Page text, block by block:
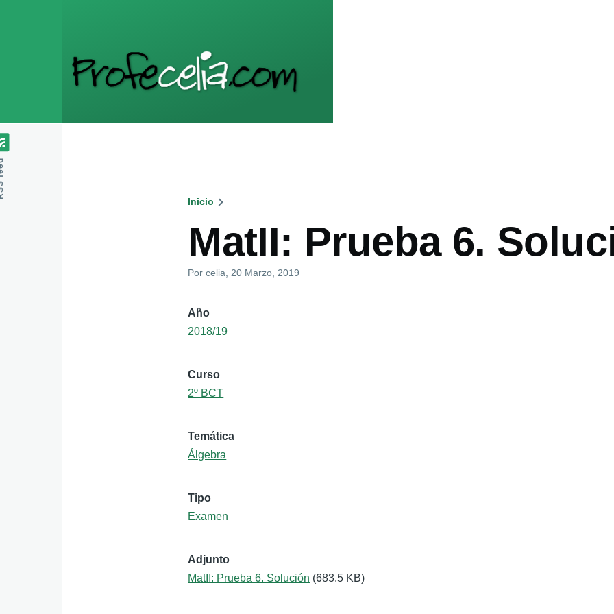
de
Inicio
MatII: Prueba 6.
Porcelia , 20 Marzo, 2019
Año
2018/19
Curso
2º BCT
Temática
Álgebra
Tipo
Examen
Adjunto
MatII: Prueba 6. Solución (683.5 KB)